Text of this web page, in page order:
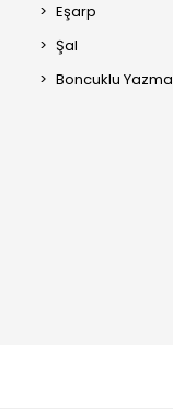
Eşarp
Şal
Boncuklu